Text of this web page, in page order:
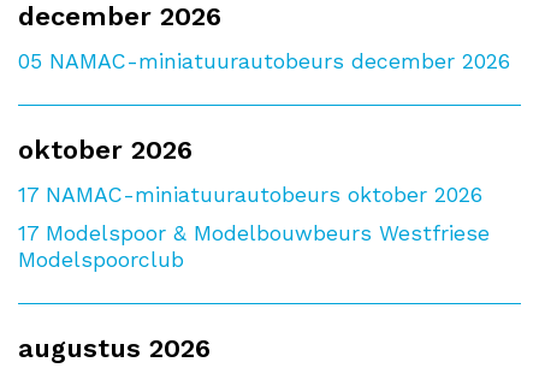
december 2026
05 NAMAC-miniatuurautobeurs december 2026
oktober 2026
17 NAMAC-miniatuurautobeurs oktober 2026
17 Modelspoor & Modelbouwbeurs Westfriese
Modelspoorclub
augustus 2026